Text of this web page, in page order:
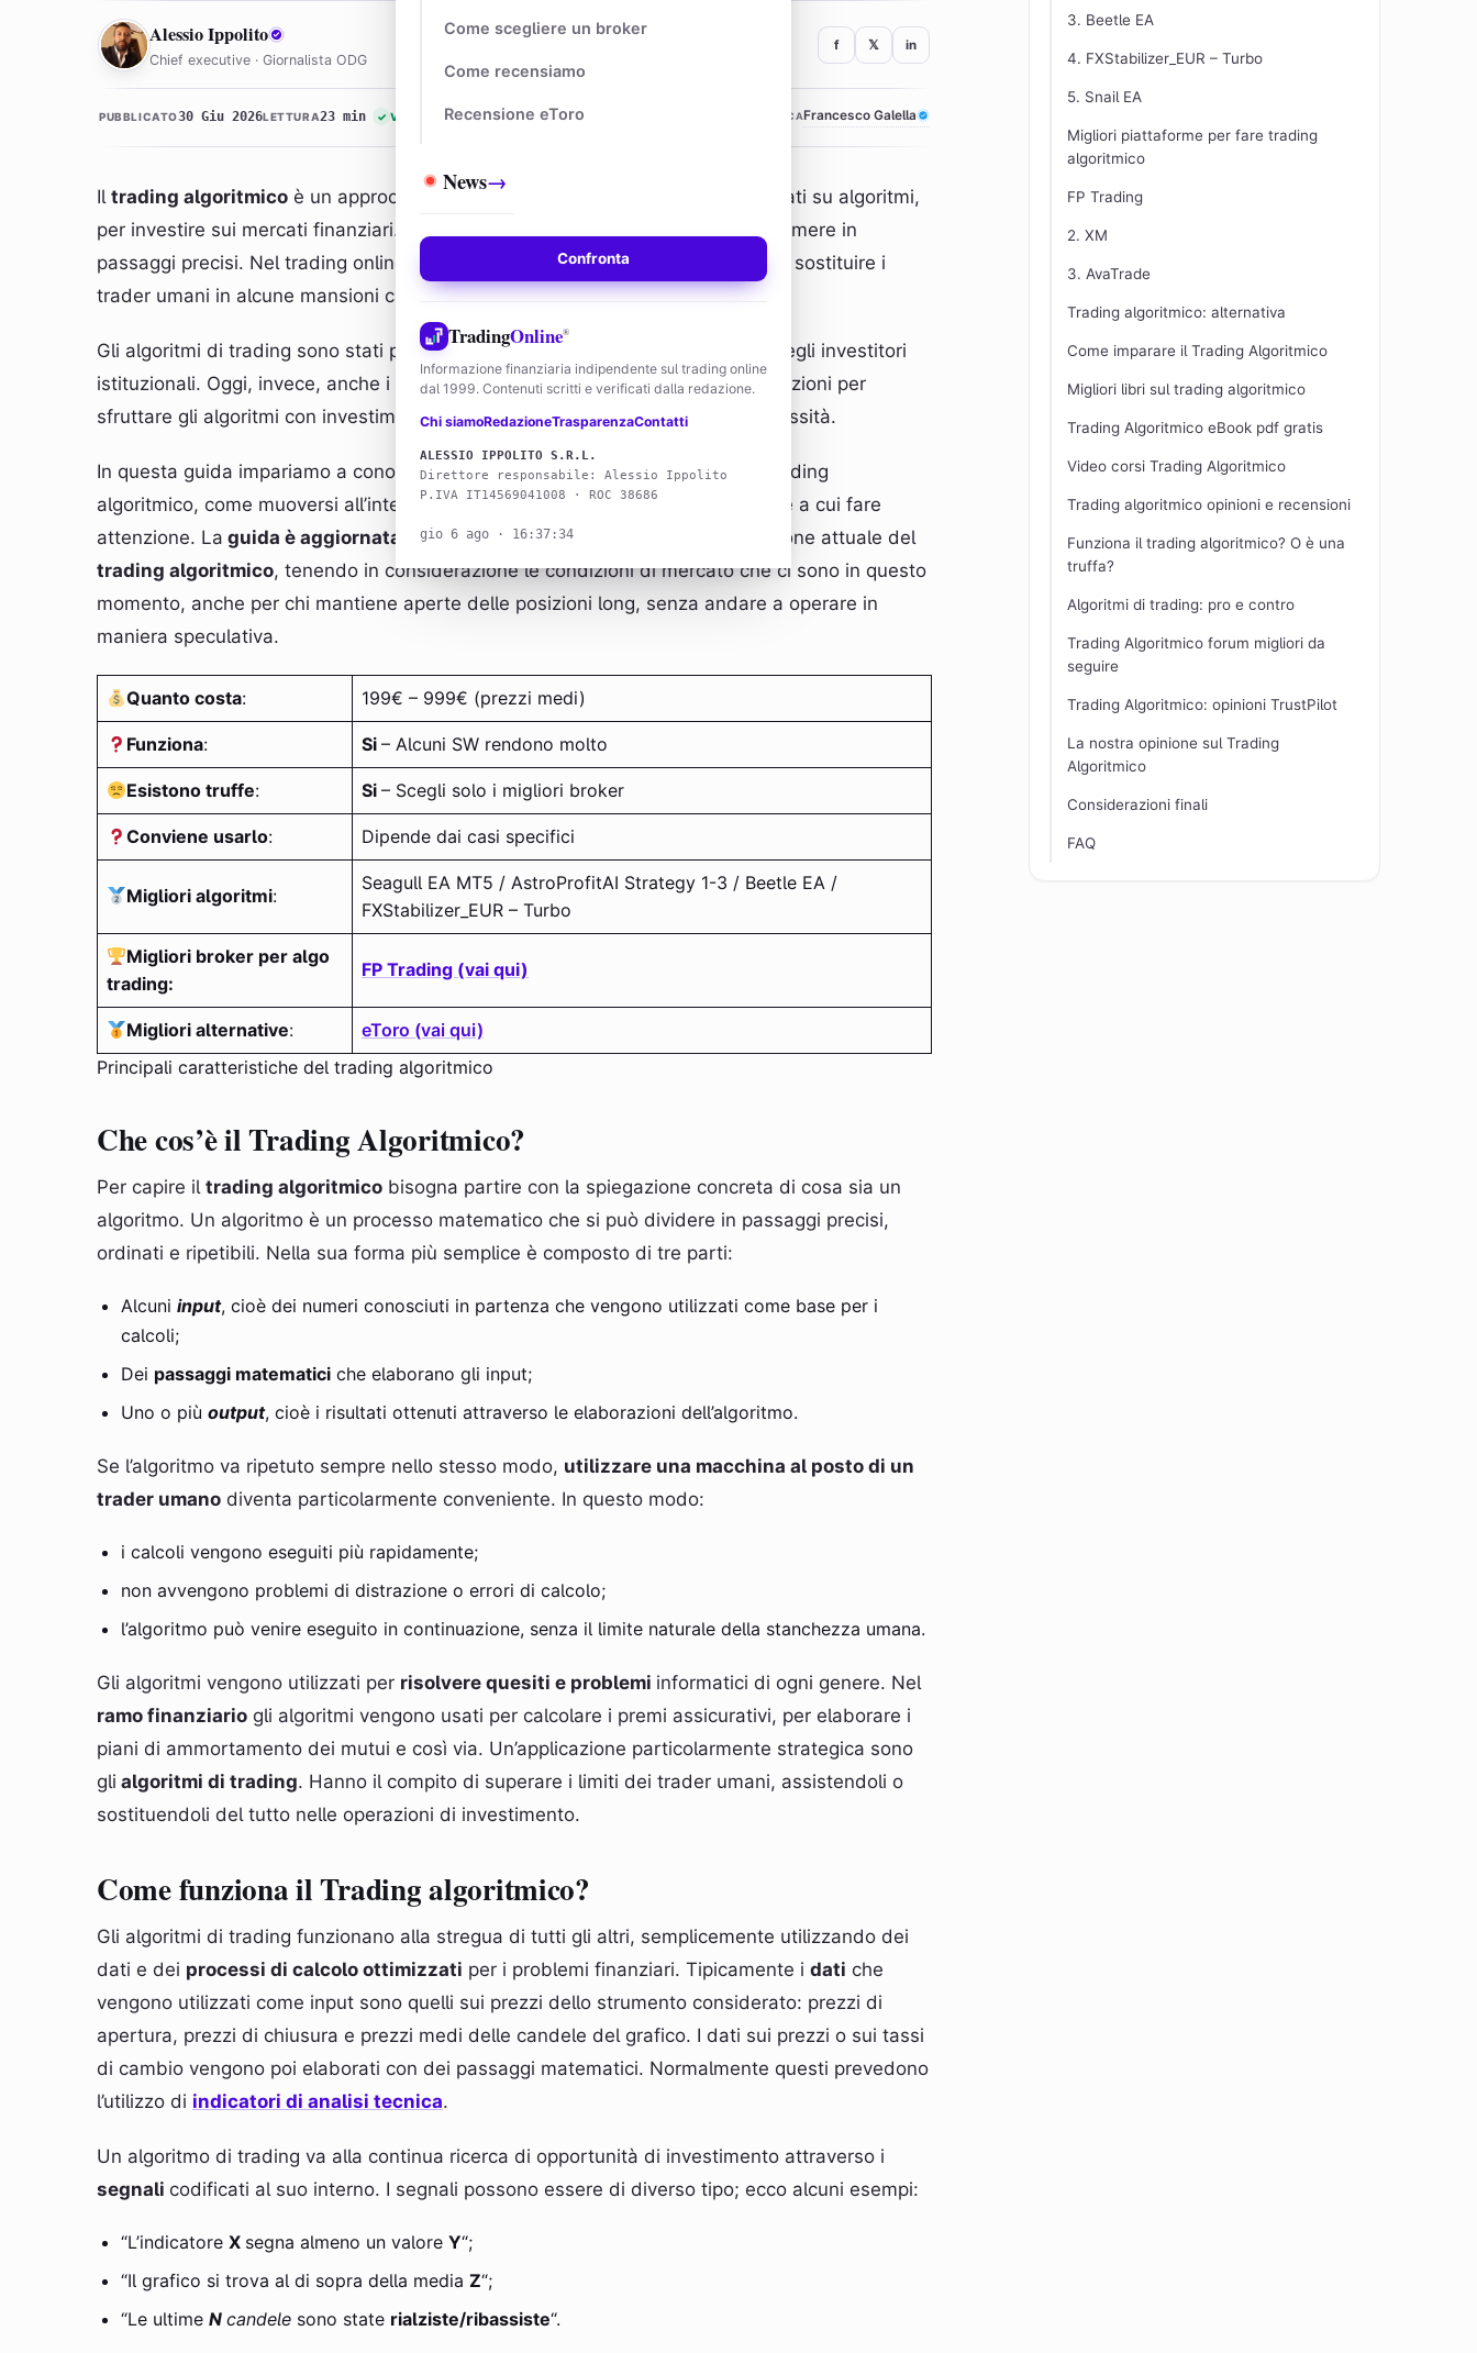
Come scegliere un broker
Come recensiamo
Recensione eToro
News→
Confronta
TradingOnline®
Informazione finanziaria indipendente sul trading online
dal 1999. Contenuti scritti e verificati dalla redazione.
Chi siamoRedazioneTrasparenzaContatti
ALESSIO IPPOLITO S.R.L.
Direttore responsabile: Alessio Ippolito
P.IVA IT14569041008 · ROC 38686
gio 6 ago · 16:37:35
AI Alessio Ippolito
Chief executive · Giornalista ODG
f 𝕏 in
PUBBLICATO30 Giu 2026LETTURA23 min ✓ VERIFICATO REVISIONE TECNICAFrancesco Galella
Il trading algoritmico è un approccio che fa uso di programmi informatici, basati su algoritmi,
per investire sui mercati finanziari. Un algoritmo è un processo che si può esprimere in
passaggi precisi. Nel trading online, gli algoritmi informatici sono molto utili per sostituire i
trader umani in alcune mansioni che riescono meglio alle macchine.
Gli algoritmi di trading sono stati per lungo tempo un appannaggio esclusivo degli investitori
istituzionali. Oggi, invece, anche i trader privati hanno a disposizione delle soluzioni per
sfruttare gli algoritmi con investimenti contenuti e un grado gestibile di complessità.
In questa guida impariamo a conoscere tutte le caratteristiche principali del trading
algoritmico, come muoversi all’interno dei suoi meccanismi e quali sono le cose a cui fare
attenzione. La guida è aggiornata per il 2026 al fine di rispecchiare la situazione attuale del
trading algoritmico, tenendo in considerazione le condizioni di mercato che ci sono in questo
momento, anche per chi mantiene aperte delle posizioni long, senza andare a operare in
maniera speculativa.
Quanto costa: 199€ – 999€ (prezzi medi)
Funziona: Si – Alcuni SW rendono molto
Esistono truffe: Si – Scegli solo i migliori broker
Conviene usarlo: Dipende dai casi specifici
Migliori algoritmi:
Seagull EA MT5 / AstroProfitAI Strategy 1-3 / Beetle EA /
FXStabilizer_EUR – Turbo
Migliori broker per algo
trading:
FP Trading (vai qui)
Migliori alternative:
eToro (vai qui)
Principali caratteristiche del trading algoritmico
Che cos’è il Trading Algoritmico?
Per capire il trading algoritmico bisogna partire con la spiegazione concreta di cosa sia un
algoritmo. Un algoritmo è un processo matematico che si può dividere in passaggi precisi,
ordinati e ripetibili. Nella sua forma più semplice è composto di tre parti:
Alcuni input, cioè dei numeri conosciuti in partenza che vengono utilizzati come base per i
calcoli;
Dei passaggi matematici che elaborano gli input;
Uno o più output, cioè i risultati ottenuti attraverso le elaborazioni dell’algoritmo.
Se l’algoritmo va ripetuto sempre nello stesso modo, utilizzare una macchina al posto di un
trader umano diventa particolarmente conveniente. In questo modo:
i calcoli vengono eseguiti più rapidamente;
non avvengono problemi di distrazione o errori di calcolo;
l’algoritmo può venire eseguito in continuazione, senza il limite naturale della stanchezza umana.
Gli algoritmi vengono utilizzati per risolvere quesiti e problemi informatici di ogni genere. Nel
ramo finanziario gli algoritmi vengono usati per calcolare i premi assicurativi, per elaborare i
piani di ammortamento dei mutui e così via. Un’applicazione particolarmente strategica sono
gli algoritmi di trading. Hanno il compito di superare i limiti dei trader umani, assistendoli o
sostituendoli del tutto nelle operazioni di investimento.
Come funziona il Trading algoritmico?
Gli algoritmi di trading funzionano alla stregua di tutti gli altri, semplicemente utilizzando dei
dati e dei processi di calcolo ottimizzati per i problemi finanziari. Tipicamente i dati che
vengono utilizzati come input sono quelli sui prezzi dello strumento considerato: prezzi di
apertura, prezzi di chiusura e prezzi medi delle candele del grafico. I dati sui prezzi o sui tassi
di cambio vengono poi elaborati con dei passaggi matematici. Normalmente questi prevedono
l’utilizzo di indicatori di analisi tecnica.
Un algoritmo di trading va alla continua ricerca di opportunità di investimento attraverso i
segnali codificati al suo interno. I segnali possono essere di diverso tipo; ecco alcuni esempi:
“L’indicatore X segna almeno un valore Y“;
“Il grafico si trova al di sopra della media Z“;
“Le ultime N candele sono state rialziste/ribassiste“.
3. Beetle EA
4. FXStabilizer_EUR – Turbo
5. Snail EA
Migliori piattaforme per fare trading
algoritmico
FP Trading
2. XM
3. AvaTrade
Trading algoritmico: alternativa
Come imparare il Trading Algoritmico
Migliori libri sul trading algoritmico
Trading Algoritmico eBook pdf gratis
Video corsi Trading Algoritmico
Trading algoritmico opinioni e recensioni
Funziona il trading algoritmico? O è una
truffa?
Algoritmi di trading: pro e contro
Trading Algoritmico forum migliori da
seguire
Trading Algoritmico: opinioni TrustPilot
La nostra opinione sul Trading
Algoritmico
Considerazioni finali
FAQ